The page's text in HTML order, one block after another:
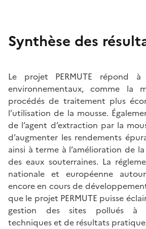
Synthèse des
Le projet PERMUTE répond
environnementaux, comme la
procédés de traitement plus
l’utilisation de la mousse.
de l’agent d’extraction par la
d’augmenter les rendements
ainsi à terme à l’amélioration de
des eaux souterraines. La
nationale et européenne
encore en cours de
que le projet PERMUTE puisse
gestion des sites pollués à
techniques et de résultats